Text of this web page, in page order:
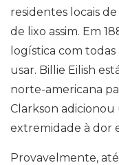
residentes locais
de lixo assim. Em
logística com todas
usar. Billie Eilish
norte-americana
Clarkson
extremidade à dor
Provavelmente,